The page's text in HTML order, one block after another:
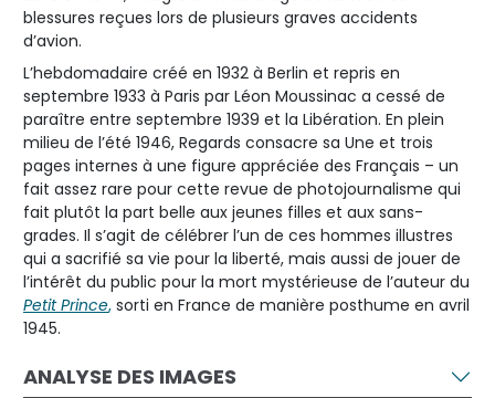
blessures reçues lors de plusieurs graves accidents
d’avion.
L’hebdomadaire créé en 1932 à Berlin et repris en
septembre 1933 à Paris par Léon Moussinac a cessé de
paraître entre septembre 1939 et la Libération. En plein
milieu de l’été 1946, Regards consacre sa Une et trois
pages internes à une figure appréciée des Français – un
fait assez rare pour cette revue de photojournalisme qui
fait plutôt la part belle aux jeunes filles et aux sans-
grades. Il s’agit de célébrer l’un de ces hommes illustres
qui a sacrifié sa vie pour la liberté, mais aussi de jouer de
l’intérêt du public pour la mort mystérieuse de l’auteur du
Petit Prince, sorti en France de manière posthume en avril
1945.
ANALYSE DES IMAGES